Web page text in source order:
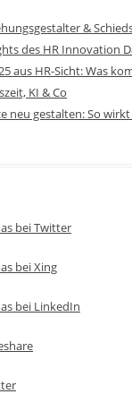
&
des HR Innovation
aus HR-Sicht: Was
KI & Co
neu gestalten: So
bei Twitter
bei Xing
bei LinkedIn